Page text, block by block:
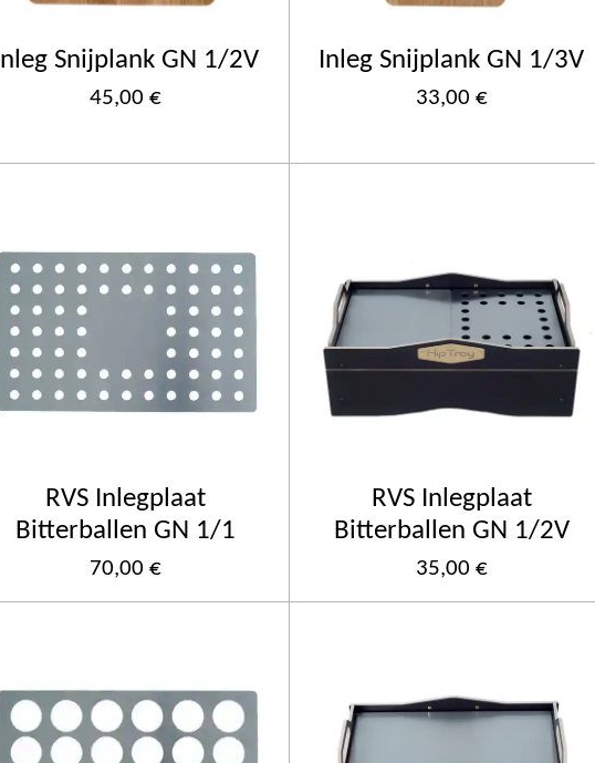
Inleg Snijplank GN 1/2V
45,00 €
Inleg Snijplank GN 1/3V
33,00 €
RVS Inlegplaat
Bitterballen GN 1/1
70,00 €
RVS Inlegplaat
Bitterballen GN 1/2V
35,00 €